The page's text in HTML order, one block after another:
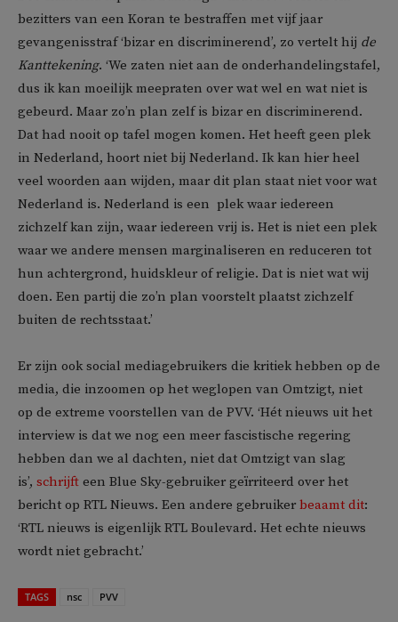
bezitters van een Koran te bestraffen met vijf jaar
gevangenisstraf ‘bizar en discriminerend’, zo vertelt hij de
Kanttekening. ‘We zaten niet aan de onderhandelingstafel,
dus ik kan moeilijk meepraten over wat wel en wat niet is
gebeurd. Maar zo’n plan zelf is bizar en discriminerend.
Dat had nooit op tafel mogen komen. Het heeft geen plek
in Nederland, hoort niet bij Nederland. Ik kan hier heel
veel woorden aan wijden, maar dit plan staat niet voor wat
Nederland is. Nederland is een plek waar iedereen
zichzelf kan zijn, waar iedereen vrij is. Het is niet een plek
waar we andere mensen marginaliseren en reduceren tot
hun achtergrond, huidskleur of religie. Dat is niet wat wij
doen. Een partij die zo’n plan voorstelt plaatst zichzelf
buiten de rechtsstaat.’
Er zijn ook social mediagebruikers die kritiek hebben op de
media, die inzoomen op het weglopen van Omtzigt, niet
op de extreme voorstellen van de PVV. ‘Hét nieuws uit het
interview is dat we nog een meer fascistische regering
hebben dan we al dachten, niet dat Omtzigt van slag
is’, schrijft een Blue Sky-gebruiker geïrriteerd over het
bericht op RTL Nieuws. Een andere gebruiker beaamt dit:
‘RTL nieuws is eigenlijk RTL Boulevard. Het echte nieuws
wordt niet gebracht.’
TAGS nsc PVV